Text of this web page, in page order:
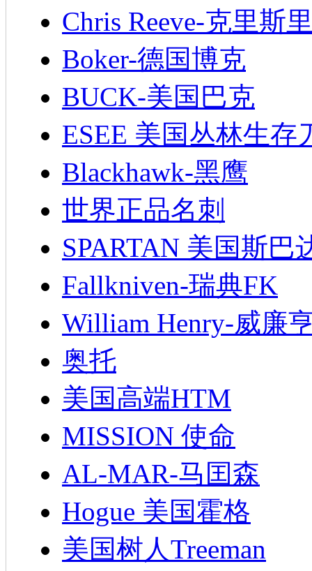
Chris Reeve-克里斯
Boker-德国博克
BUCK-美国巴克
ESEE 美国丛林生存
Blackhawk-黑鹰
世界正品名刺
SPARTAN 美国斯巴
Fallkniven-瑞典FK
William Henry-威廉
奥托
美国高端HTM
MISSION 使命
AL-MAR-马囯森
Hogue 美国霍格
美国树人Treeman